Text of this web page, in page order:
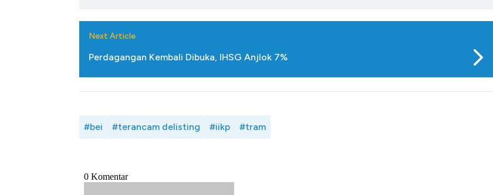
Next Article
Perdagangan Kembali Dibuka, IHSG Anjlok 7%
#bei #terancam delisting #iikp #tram